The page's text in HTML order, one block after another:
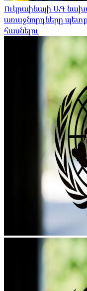
Ուկրաինայի ԱԳ
առաջնորդները
հասնելու